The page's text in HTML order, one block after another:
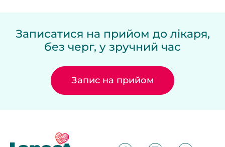
Записатися на прийом до лікаря,
без черг, у зручний час
Запис на прийом